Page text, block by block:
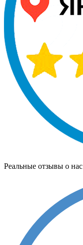
Реальные отзывы о нас